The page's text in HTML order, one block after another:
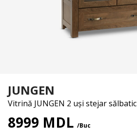
JUNGEN
Vitrină JUNGEN 2 uși stejar sălbatic
8999 MDL /Buc